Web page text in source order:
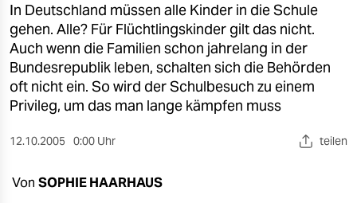
kultur
sport
berlin
nord
verlag
In Deutschland müssen alle Kinder in die Schule
gehen. Alle? Für Flüchtlingskinder gilt das nicht.
Auch wenn die Familien schon jahrelang in der
Bundesrepublik leben, schalten sich die Behörden
oft nicht ein. So wird der Schulbesuch zu einem
Privileg, um das man lange kämpfen muss
12.10.2005 0:00 Uhr teilen
Von SOPHIE HAARHAUS